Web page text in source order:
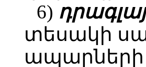
6)
տեսակի
ապարների